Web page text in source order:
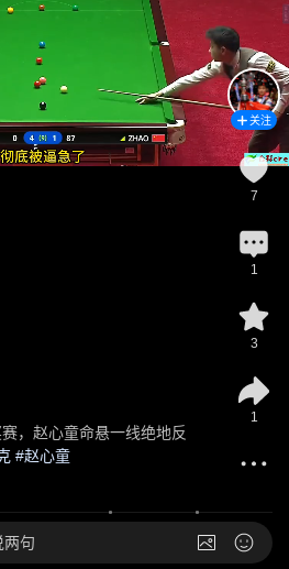
，赵心童命悬一线绝地反
#赵心童
关注
7
1
3
1
两句